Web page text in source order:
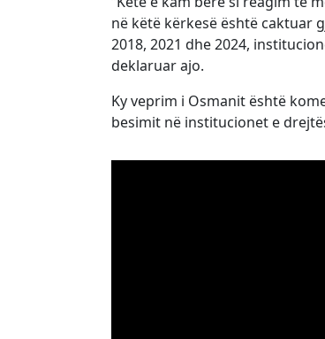
në këtë kërkesë është caktuar
2018, 2021 dhe 2024,
deklaruar ajo.
Ky veprim i Osmanit është
besimit në institucionet e